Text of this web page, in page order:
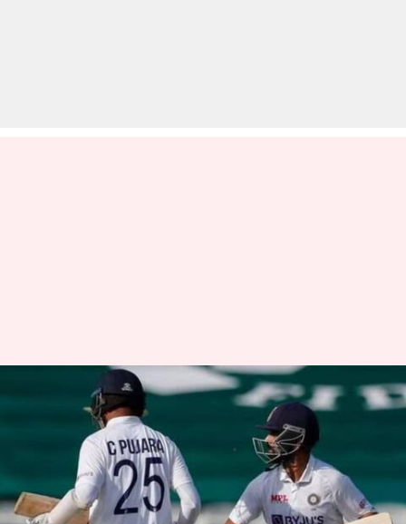
డబ్ల్యూటీసీ ఫైనల్ జట్టులో చోటు
సంపాదించుకున్న అంజిక్యా రహానే
Jayachandra Akuri Apr 25, 2023 05:04 pm
ఈ వార్తాకథనం ఏంటి